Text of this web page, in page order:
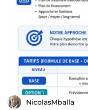
NicolasMballa